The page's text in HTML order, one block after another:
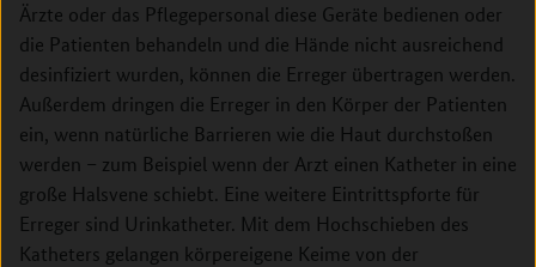
Ärzte oder das Pflegepersonal diese Geräte bedienen oder
die Patienten behandeln und die Hände nicht ausreichend
desinfiziert wurden, können die Erreger übertragen werden.
Außerdem dringen die Erreger in den Körper der Patienten
ein, wenn natürliche Barrieren wie die Haut durchstoßen
werden – zum Beispiel wenn der Arzt einen Katheter in eine
große Halsvene schiebt. Eine weitere Eintrittspforte für
Erreger sind Urinkatheter. Mit dem Hochschieben des
Katheters gelangen körpereigene Keime von der